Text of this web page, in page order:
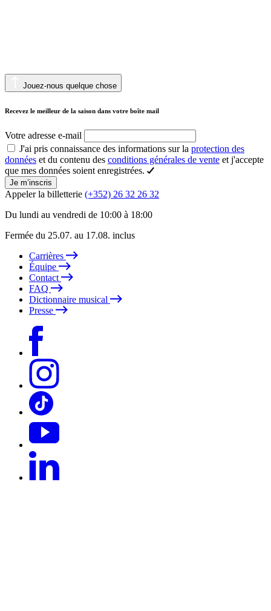
Jouez-nous quelque chose
Recevez le meilleur de la saison dans votre boîte mail
Votre adresse e-mail
J'ai pris connaissance des informations sur la protection des
données et du contenu des conditions générales de vente et j'accepte
que mes données soient enregistrées.
Je m’inscris
Appeler la billetterie (+352) 26 32 26 32
Du lundi au vendredi de 10:00 à 18:00
Fermée du 25.07. au 17.08. inclus
Carrières
Équipe
Contact
FAQ
Dictionnaire musical
Presse